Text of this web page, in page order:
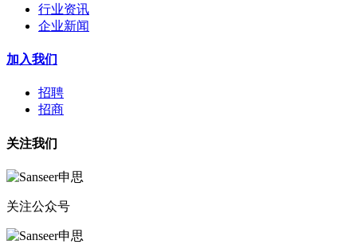
行业资讯
企业新闻
加入我们
招聘
招商
关注我们
关注公众号